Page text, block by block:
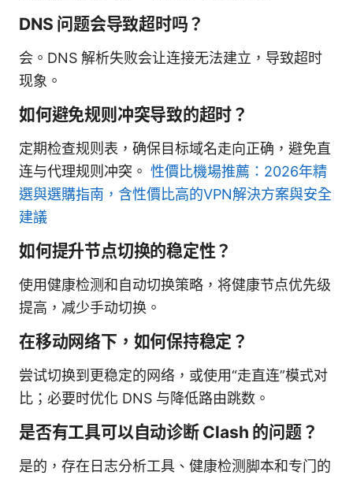
DNS 问题会导致超时吗？
会。DNS 解析失败会让连接无法建立，导致超时
现象。
如何避免规则冲突导致的超时？
定期检查规则表，确保目标域名走向正确，避免直
连与代理规则冲突。 性價比機場推薦：2026年精
選與選購指南，含性價比高的VPN解決方案與安全
建議
如何提升节点切换的稳定性？
使用健康检测和自动切换策略，将健康节点优先级
提高，减少手动切换。
在移动网络下，如何保持稳定？
尝试切换到更稳定的网络，或使用“走直连”模式对
比；必要时优化 DNS 与降低路由跳数。
是否有工具可以自动诊断 Clash 的问题？
是的，存在日志分析工具、健康检测脚本和专门的